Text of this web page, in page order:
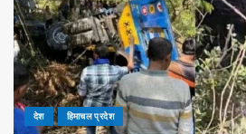
देश हिमाचल प्रदेश